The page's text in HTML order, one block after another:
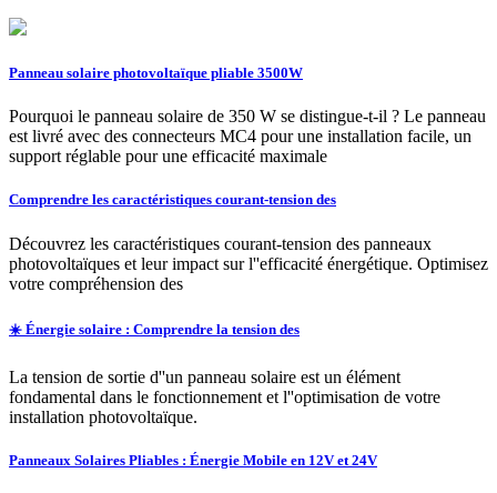
Panneau solaire photovoltaïque pliable 3500W
Pourquoi le panneau solaire de 350 W se distingue-t-il ? Le panneau
est livré avec des connecteurs MC4 pour une installation facile, un
support réglable pour une efficacité maximale
Comprendre les caractéristiques courant-tension des
Découvrez les caractéristiques courant-tension des panneaux
photovoltaïques et leur impact sur l''efficacité énergétique. Optimisez
votre compréhension des
☀️ Énergie solaire : Comprendre la tension des
La tension de sortie d''un panneau solaire est un élément
fondamental dans le fonctionnement et l''optimisation de votre
installation photovoltaïque.
Panneaux Solaires Pliables : Énergie Mobile en 12V et 24V